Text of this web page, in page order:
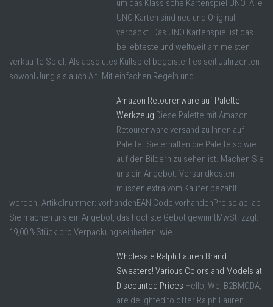
um das Klassische Kartenspiel UNO. Alle
UNO Karten sind neu und Original
verpackt. Das UNO Kartenspiel ist das
beliebteste und weltweit am meisten
verkaufte Spiel. Als absolutes Kultspiel begeistert es seit Jahrzenten
sowohl Jung als auch Alt. Mit einfachen Regeln und ...
Amazon Retourenware auf Palette
Werkzeug Diese Palette mit Amazon
Retourenware versand zu Ihnen auf
Palette. Sie erhalten die Palette so wie
auf den Bildern zu sehen ist. Machen Sie
uns ein Angebot. Versandkosten
müssen extra vom Käufer bezahlt
werden. Artikelnummer: vorhandenEAN Code vorhandenPreise ab: ab
Sie machen uns ein Angebot, das höchste Gebot gewinntMwSt. zzgl.
19,00 %Stück pro Verpackungseinheiten: wie ...
Wholesale Ralph Lauren Brand
Sweaters! Various Colors and Models at
Discounted Prices Hello, We, B2BMODA,
are delighted to offer Ralph Lauren